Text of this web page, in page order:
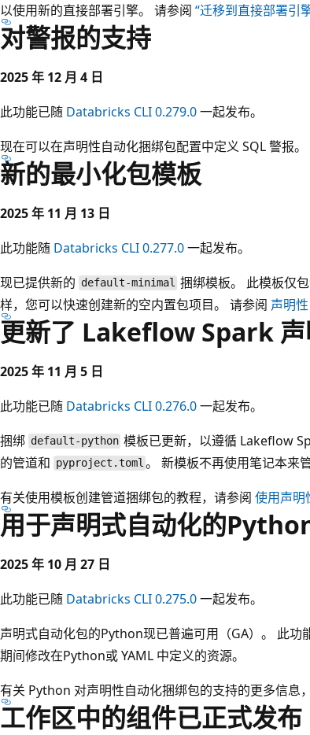
以使用新的直接部署引擎。 请参阅 “迁移到直接部署引
对警报的支持
2025 年 12 月 4 日
此功能已随 Databricks CLI 0.279.0一起发布。
现在可以在声明性自动化捆绑包配置中定义 SQL 警报。
新的最小化包模板
2025 年 11 月 13 日
此功能随 Databricks CLI 0.277.0一起发布。
现已提供新的 default-minimal 捆绑模板。 此模板仅
样，您可以快速创建新的空内置包项目。 请参阅 声明
更新了 Lakeflow Spark 声
2025 年 11 月 5 日
此功能已随 Databricks CLI 0.276.0一起发布。
捆绑 default-python 模板已更新，以遵循 Lakeflow
的管道和 pyproject.toml 。 新模板不再使用笔记本来
有关使用模板创建管道捆绑包的教程，请参阅 使用声明
用于声明式自动化的
2025 年 10 月 27 日
此功能已随 Databricks CLI 0.275.0一起发布。
声明式自动化包的Python现已普遍可用（GA）。 此
期间修改在Python或 YAML 中定义的资源。
有关 Python 对声明性自动化捆绑包的支持的更多信息
工作区中的组件已正式发布